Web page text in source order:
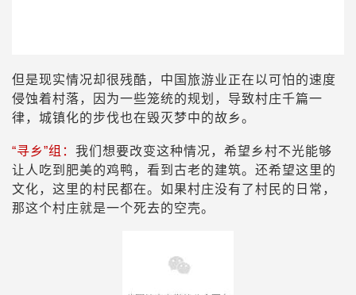
但是现实情况却很残酷，中国旅游业正在以可怕的速度
侵蚀着村落，因为一些笼统的规划，导致村庄千篇一
律，城镇化的步伐也在毁灭梦中的故乡。
“寻乡”组： 我们想要改变这种情况，希望乡村不光能够
让人吃到肥美的鸡鸭，看到古老的建筑。还希望这里的
文化，这里的村民都在。如果村庄没有了村民的日常，
那这个村庄就是一个死去的空壳。